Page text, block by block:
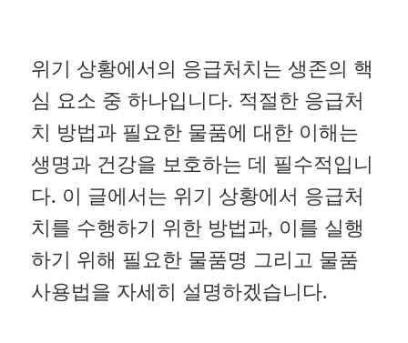
위기 상황에서의 응급처치는 생존의 핵
심 요소 중 하나입니다. 적절한 응급처
치 방법과 필요한 물품에 대한 이해는
생명과 건강을 보호하는 데 필수적입니
다. 이 글에서는 위기 상황에서 응급처
치를 수행하기 위한 방법과, 이를 실행
하기 위해 필요한 물품명 그리고 물품
사용법을 자세히 설명하겠습니다.